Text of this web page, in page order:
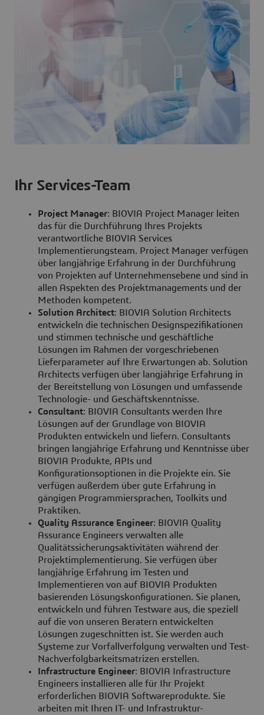
Ihr Services-Team
Project Manager: BIOVIA Project Manager leiten
das für die Durchführung Ihres Projekts
verantwortliche BIOVIA Services
Implementierungsteam. Project Manager verfügen
über langjährige Erfahrung in der Durchführung
von Projekten auf Unternehmensebene und sind in
allen Aspekten des Projektmanagements und der
Methoden kompetent.
Solution Architect: BIOVIA Solution Architects
entwickeln die technischen Designspezifikationen
und stimmen technische und geschäftliche
Lösungen im Rahmen der vorgeschriebenen
Lieferparameter auf Ihre Erwartungen ab. Solution
Architects verfügen über langjährige Erfahrung in
der Bereitstellung von Lösungen und umfassende
Technologie- und Geschäftskenntnisse.
Consultant: BIOVIA Consultants werden Ihre
Lösungen auf der Grundlage von BIOVIA
Produkten entwickeln und liefern. Consultants
bringen langjährige Erfahrung und Kenntnisse über
BIOVIA Produkte, APIs und
Konfigurationsoptionen in die Projekte ein. Sie
verfügen außerdem über gute Erfahrung in
gängigen Programmiersprachen, Toolkits und
Praktiken.
Quality Assurance Engineer: BIOVIA Quality
Assurance Engineers verwalten alle
Qualitätssicherungsaktivitäten während der
Projektimplementierung. Sie verfügen über
langjährige Erfahrung im Testen und
Implementieren von auf BIOVIA Produkten
basierenden Lösungskonfigurationen. Sie planen,
entwickeln und führen Testware aus, die speziell
auf die von unseren Beratern entwickelten
Lösungen zugeschnitten ist. Sie werden auch
Systeme zur Vorfallverfolgung verwalten und Test-
Nachverfolgbarkeitsmatrizen erstellen.
Infrastructure Engineer: BIOVIA Infrastructure
Engineers installieren alle für Ihr Projekt
erforderlichen BIOVIA Softwareprodukte. Sie
arbeiten mit Ihren IT- und Infrastruktur-